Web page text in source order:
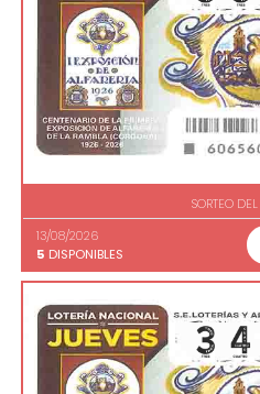
SORTEO
13/08/2026
5 DISPONIBLES